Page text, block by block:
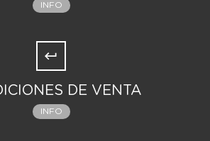
INFO
DE VENTA
INFO